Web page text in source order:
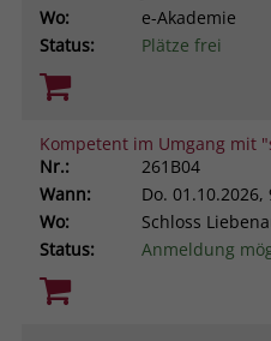
Wo:
e-Akademie
Status:
Plätze frei
Kompetent im Umgang mit
Nr.:
261B04
Wann:
Do. 01.10.2026,
Wo:
Schloss
Status:
Anmeldung